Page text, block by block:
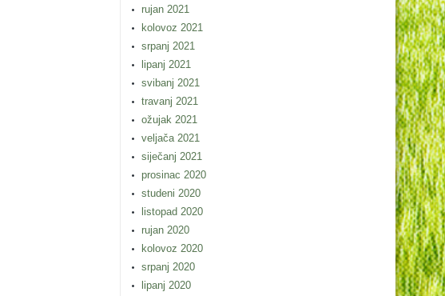
rujan 2021
kolovoz 2021
srpanj 2021
lipanj 2021
svibanj 2021
travanj 2021
ožujak 2021
veljača 2021
siječanj 2021
prosinac 2020
studeni 2020
listopad 2020
rujan 2020
kolovoz 2020
srpanj 2020
lipanj 2020